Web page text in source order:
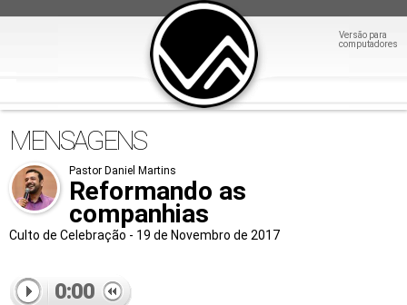
Versão para
computadores
MENSAGENS
Pastor Daniel Martins
Reformando as
companhias
Culto de Celebração - 19 de Novembro de 2017
0:00